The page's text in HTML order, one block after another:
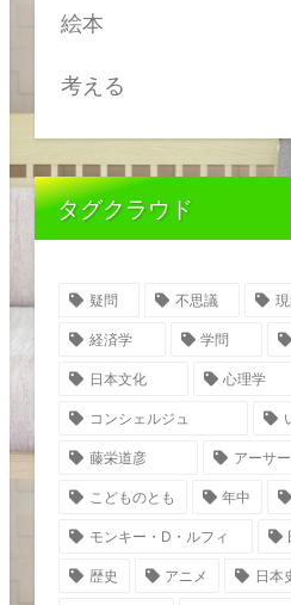
絵本
考える
タグクラウド
疑問 不思議
経済学 学問
日本文化 心理学
コンシェルジュ
藤栄道彦 アーサ
こどものとも 年中
モンキー・D・ルフィ
歴史 アニメ 日本